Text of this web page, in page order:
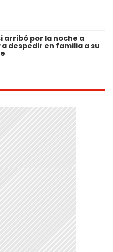
arribó por la noche a
despedir en familia a su